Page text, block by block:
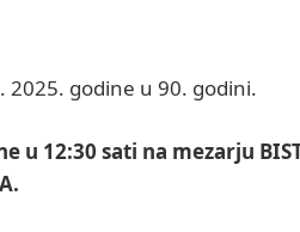
godine u 90. godini.
u 12:30 sati na mezarju